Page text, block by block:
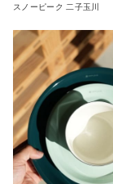
スノーピーク 二子玉川